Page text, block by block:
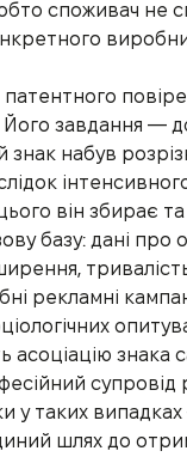
споживач не
завдання —
знак набув
він збирає
базу: дані про
рекламні
асоціацію знака
супровід
у таких
шлях до